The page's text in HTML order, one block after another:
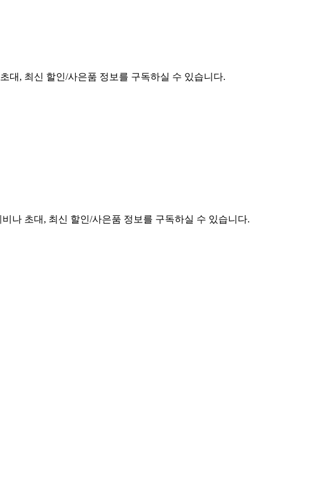
대, 최신 할인/사은품 정보를 구독하실 수 있습니다.
나 초대, 최신 할인/사은품 정보를 구독하실 수 있습니다.